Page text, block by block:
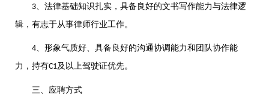
3、法律基础知识扎实，具备良好的文书写作能力与法律逻
辑，有志于从事律师行业工作。
4、形象气质好、具备良好的沟通协调能力和团队协作能
力，持有C1及以上驾驶证优先。
三、应聘方式